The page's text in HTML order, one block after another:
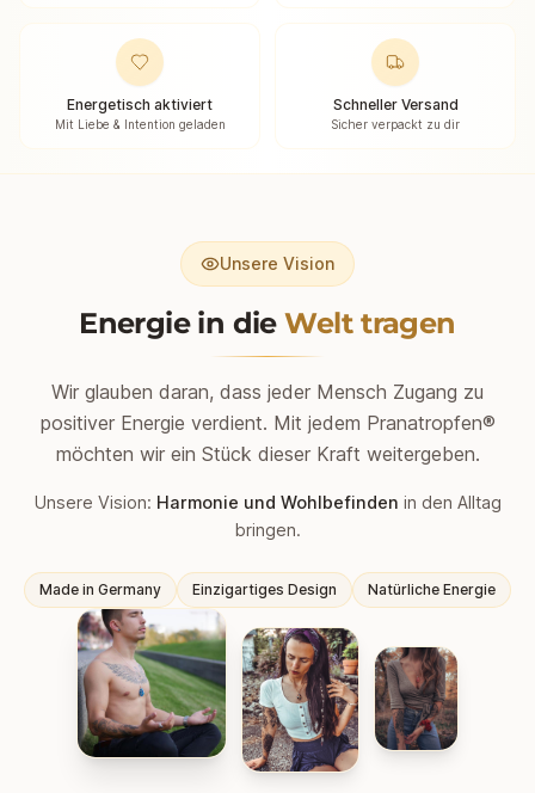
Energetisch aktiviert
Mit Liebe & Intention geladen
Schneller Versand
Sicher verpackt zu dir
Unsere Vision
Energie in die Welt tragen
Wir glauben daran, dass jeder Mensch Zugang zu
positiver Energie verdient. Mit jedem Pranatropfen®
möchten wir ein Stück dieser Kraft weitergeben.
Unsere Vision: Harmonie und Wohlbefinden in den Alltag
bringen.
Made in Germany Einzigartiges Design Natürliche Energie